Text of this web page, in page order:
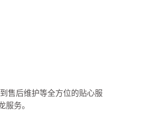
售后维护等全方位的贴心服
务。